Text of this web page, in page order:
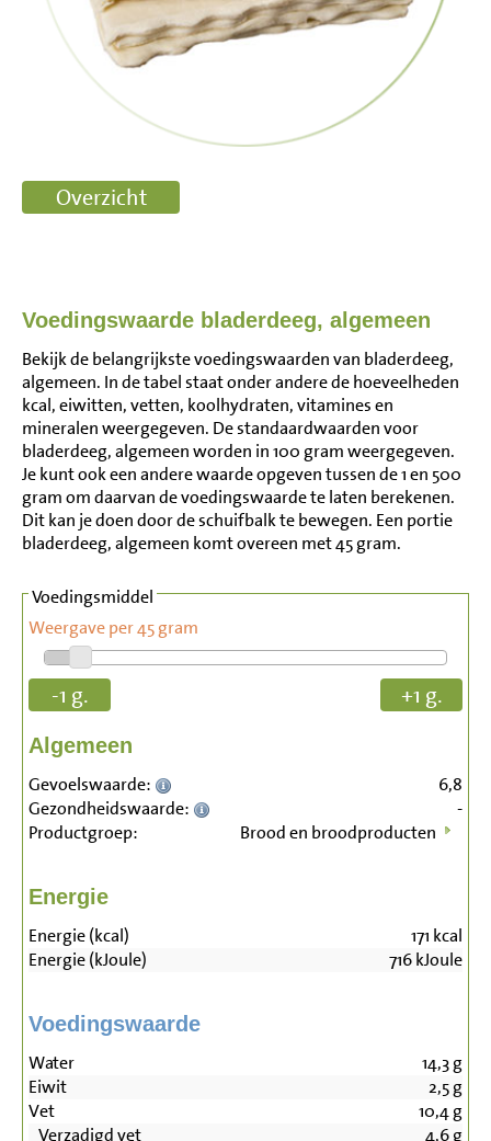
Voedingswaarde bladerdeeg, algemeen
Bekijk de belangrijkste voedingswaarden van bladerdeeg,
algemeen. In de tabel staat onder andere de hoeveelheden
kcal, eiwitten, vetten, koolhydraten, vitamines en
mineralen weergegeven. De standaardwaarden voor
bladerdeeg, algemeen worden in 100 gram weergegeven.
Je kunt ook een andere waarde opgeven tussen de 1 en 500
gram om daarvan de voedingswaarde te laten berekenen.
Dit kan je doen door de schuifbalk te bewegen. Een portie
bladerdeeg, algemeen komt overeen met 45 gram.
Voedingsmiddel
Weergave per 45 gram
-1 g. +1 g.
Algemeen
Gevoelswaarde:
6,8
Gezondheidswaarde:
-
Productgroep:
Brood en broodproducten
Energie
Energie (kcal) 171 kcal
Energie (kJoule)
716kJoule
Voedingswaarde
Water 14,3g
Eiwit
2,5g
Vet
10,4g
Verzadigd vet
4,6g